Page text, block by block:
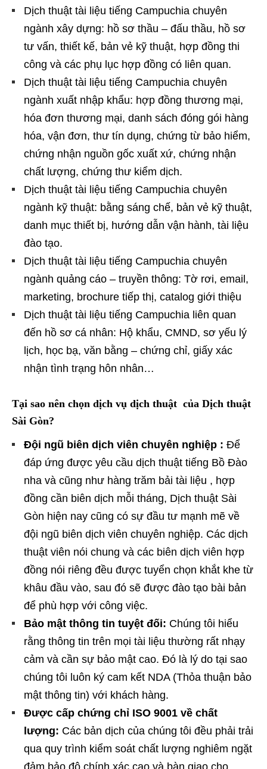
Dịch thuật tài liệu tiếng Campuchia chuyên
ngành xây dựng: hồ sơ thầu – đấu thầu, hồ sơ
tư vấn, thiết kế, bản vẻ kỹ thuật, hợp đồng thi
công và các phụ lục hợp đồng có liên quan.
Dịch thuật tài liệu tiếng Campuchia chuyên
ngành xuất nhập khẩu: hợp đồng thương mại,
hóa đơn thương mại, danh sách đóng gói hàng
hóa, vận đơn, thư tín dụng, chứng từ bảo hiểm,
chứng nhận nguồn gốc xuất xứ, chứng nhận
chất lượng, chứng thư kiểm dịch.
Dịch thuật tài liệu tiếng Campuchia chuyên
ngành kỹ thuật: bằng sáng chế, bản vẻ kỹ thuật,
danh mục thiết bị, hướng dẫn vận hành, tài liệu
đào tạo.
Dịch thuật tài liệu tiếng Campuchia chuyên
ngành quảng cáo – truyền thông: Tờ rơi, email,
marketing, brochure tiếp thị, catalog giới thiệu
Dịch thuật tài liệu tiếng Campuchia liên quan
đến hồ sơ cá nhân: Hộ khẩu, CMND, sơ yếu lý
lịch, học bạ, văn bằng – chứng chỉ, giấy xác
nhận tình trạng hôn nhân…
Tại sao nên chọn dịch vụ dịch thuật của Dịch thuật
Sài Gòn?
Đội ngũ biên dịch viên chuyên nghiệp : Để
đáp ứng được yêu cầu dịch thuật tiếng Bồ Đào
nha và cũng như hàng trăm bải tài liệu , hợp
đồng cần biên dịch mỗi tháng, Dịch thuật Sài
Gòn hiện nay cũng có sự đầu tư mạnh mẽ về
đội ngũ biên dịch viên chuyên nghiệp. Các dịch
thuật viên nói chung và các biên dịch viên hợp
đồng nói riêng đều được tuyển chọn khắt khe từ
khâu đầu vào, sau đó sẽ được đào tạo bài bản
để phù hợp với công việc.
Bảo mật thông tin tuyệt đối: Chúng tôi hiểu
rằng thông tin trên mọi tài liệu thường rất nhạy
cảm và cần sự bảo mật cao. Đó là lý do tại sao
chúng tôi luôn ký cam kết NDA (Thỏa thuận bảo
mật thông tin) với khách hàng.
Được cấp chứng chỉ ISO 9001 về chất
lượng: Các bản dịch của chúng tôi đều phải trải
qua quy trình kiểm soát chất lượng nghiêm ngặt